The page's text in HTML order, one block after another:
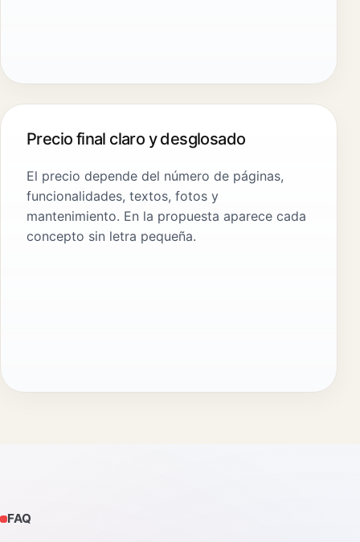
Precio final claro y desglosado
El precio depende del número de páginas,
funcionalidades, textos, fotos y
mantenimiento. En la propuesta aparece cada
concepto sin letra pequeña.
FAQ